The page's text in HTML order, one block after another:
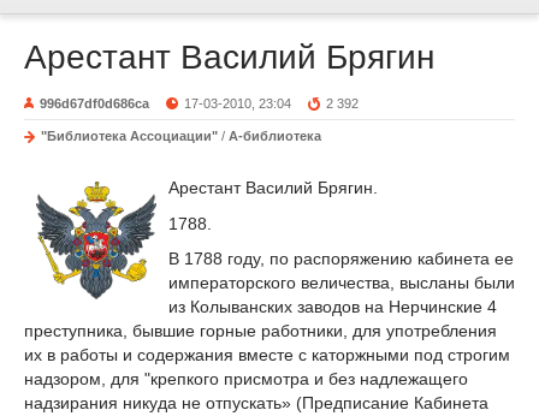
Арестант Василий Брягин
996d67df0d686ca 17-03-2010, 23:04 2 392
"Библиотека Ассоциации" / А-библиотека
Арестант Василий Брягин.
1788.
В 1788 году, по распоряжению кабинета ее
императорского величества, высланы были
из Колыванских заводов на Нерчинские 4
преступника, бывшие горные работники, для употребления
их в работы и содержания вместе с каторжными под строгим
надзором, для "крепкого присмотра и без надлежащего
надзирания никуда не отпускать» (Предписание Кабинета